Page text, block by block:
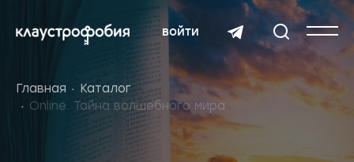
войти
Главная
Каталог
Online. Тайна волшебного мира